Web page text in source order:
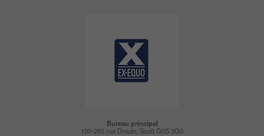
Bureau principal
100-265 rue Drouin, Scott G0S 3G0